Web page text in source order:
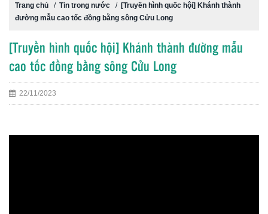
Trang chủ / Tin trong nước / [Truyền hình quốc hội] Khánh thành
đường mẫu cao tốc đồng bằng sông Cửu Long
[Truyền hình quốc hội] Khánh thành đường mẫu
cao tốc đồng bằng sông Cửu Long
22/11/2023